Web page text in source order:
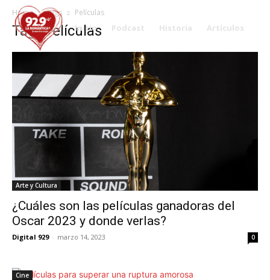
Inicio Podcast Historia Artículos
Home Tags Películas
Tag: Películas
Arte y Cultura
¿Cuáles son las películas ganadoras del
Oscar 2023 y donde verlas?
Digital 929 - marzo 14, 2023 0
Cine